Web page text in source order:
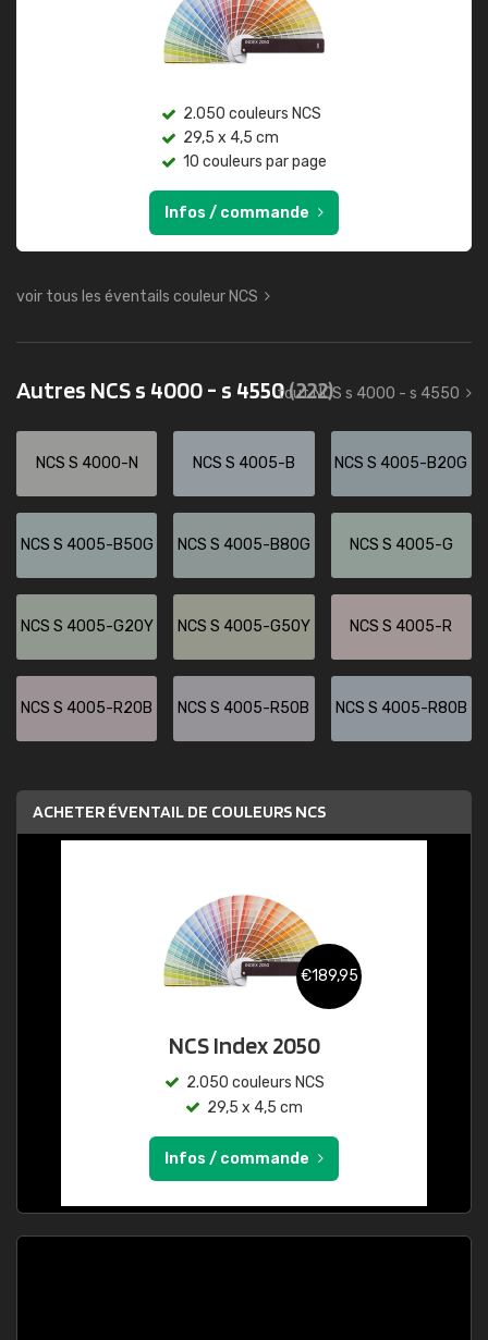
2.050 couleurs NCS
29,5 x 4,5 cm
10 couleurs par page
Infos / commande
voir tous les éventails couleur NCS
Autres NCS s 4000 - s 4550(222)
tout NCS s 4000 - s 4550
NCS S 4000-N NCS S 4005-B NCS S 4005-B20G
NCS S 4005-B50G NCS S 4005-B80G NCS S 4005-G
NCS S 4005-G20Y NCS S 4005-G50Y NCS S 4005-R
NCS S 4005-R20B NCS S 4005-R50B NCS S 4005-R80B
ACHETER ÉVENTAIL DE COULEURS NCS
€189,95
NCS Index 2050
2.050 couleurs NCS
29,5 x 4,5 cm
Infos / commande